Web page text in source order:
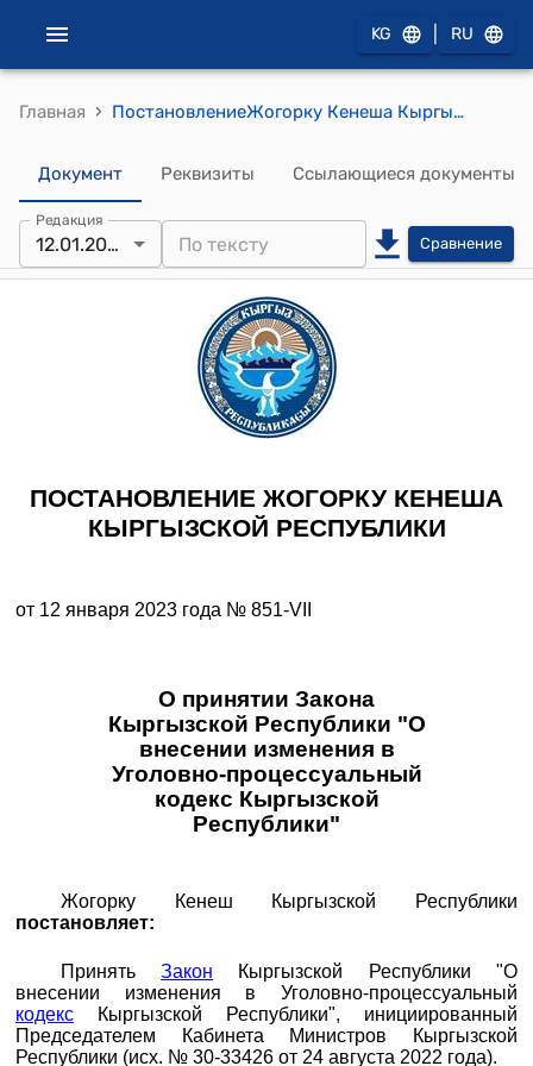
KG RU
Главная › ПостановлениеЖогорку Кенеша Кыргызской Республики от 12 января 2023 года № 851-VII "О принятии Закона Кыргызской Республики "О внесении изменения в Уголовно-процессуальный кодекс Кыргызской Республики"
Документ Реквизиты Ссылающиеся документы
Редакция
12.01.2023 Сравнение